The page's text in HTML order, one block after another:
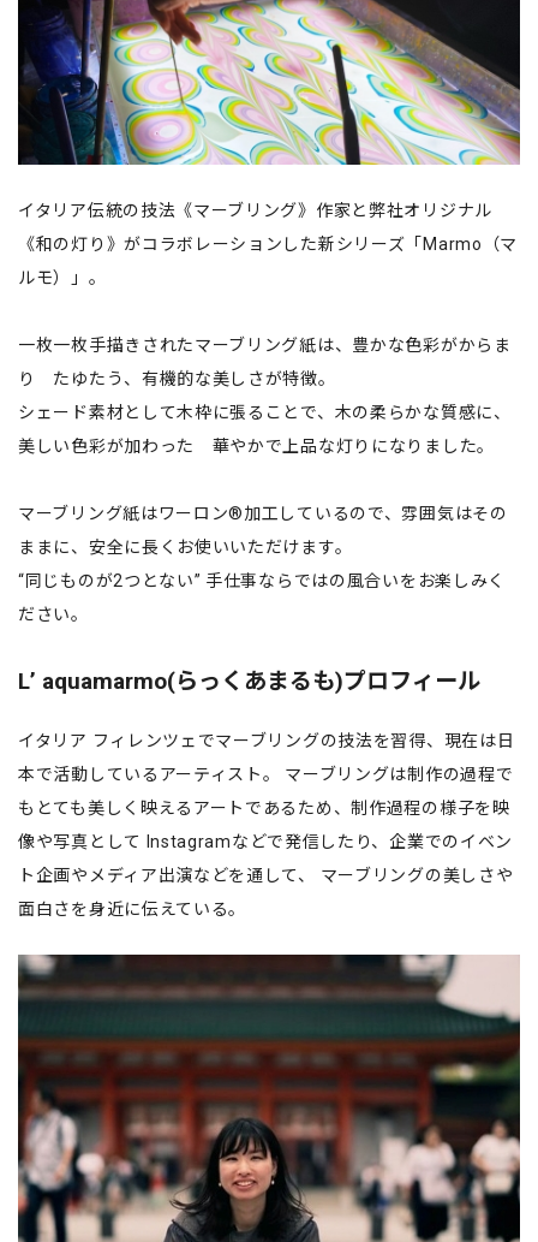
イタリア伝統の技法《マーブリング》作家と弊社オリジナル
《和の灯り》がコラボレーションした新シリーズ「Marmo（マ
ルモ）」。
一枚一枚手描きされたマーブリング紙は、豊かな色彩がからま
り たゆたう、有機的な美しさが特徴。
シェード素材として木枠に張ることで、木の柔らかな質感に、
美しい色彩が加わった 華やかで上品な灯りになりました。
マーブリング紙はワーロン®加工しているので、雰囲気はその
ままに、安全に長くお使いいただけます。
“同じものが2つとない” 手仕事ならではの風合いをお楽しみく
ださい。
Lʼ aquamarmo(らっくあまるも)プロフィール
イタリア フィレンツェでマーブリングの技法を習得、現在は日
本で活動しているアーティスト。 マーブリングは制作の過程で
もとても美しく映えるアートであるため、制作過程の様子を映
像や写真として Instagramなどで発信したり、企業でのイベン
ト企画やメディア出演などを通して、 マーブリングの美しさや
面白さを身近に伝えている。